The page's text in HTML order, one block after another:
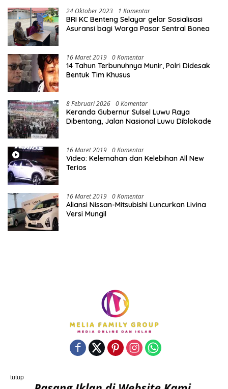
24 Oktober 2023 1 Komentar
BRI KC Benteng Selayar gelar Sosialisasi
Asuransi bagi Warga Pasar Sentral Bonea
16 Maret 2019 0 Komentar
14 Tahun Terbunuhnya Munir, Polri Didesak
Bentuk Tim Khusus
8 Februari 2026 0 Komentar
Keranda Gubernur Sulsel Luwu Raya
Dibentang, Jalan Nasional Luwu Diblokade
16 Maret 2019 0 Komentar
Video: Kelemahan dan Kelebihan All New
Terios
16 Maret 2019 0 Komentar
Aliansi Nissan-Mitsubishi Luncurkan Livina
Versi Mungil
Powered By porostengah.com | Support By PT. Melia Family
tutup